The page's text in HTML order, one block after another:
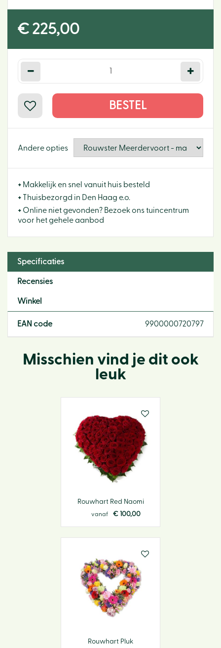
€ 225,00
Andere opties
+ Makkelijk en snel vanuit huis besteld
+ Thuisbezorgd in Den Haag e.o.
+ Online niet gevonden? Bezoek ons tuincentrum
voor het gehele aanbod
Specificaties
Recensies
Winkel
EAN code 9900000720797
Misschien vind je dit ook
leuk
Rouwhart Red Naomi
vanaf € 100,00
Rouwhart Pluk